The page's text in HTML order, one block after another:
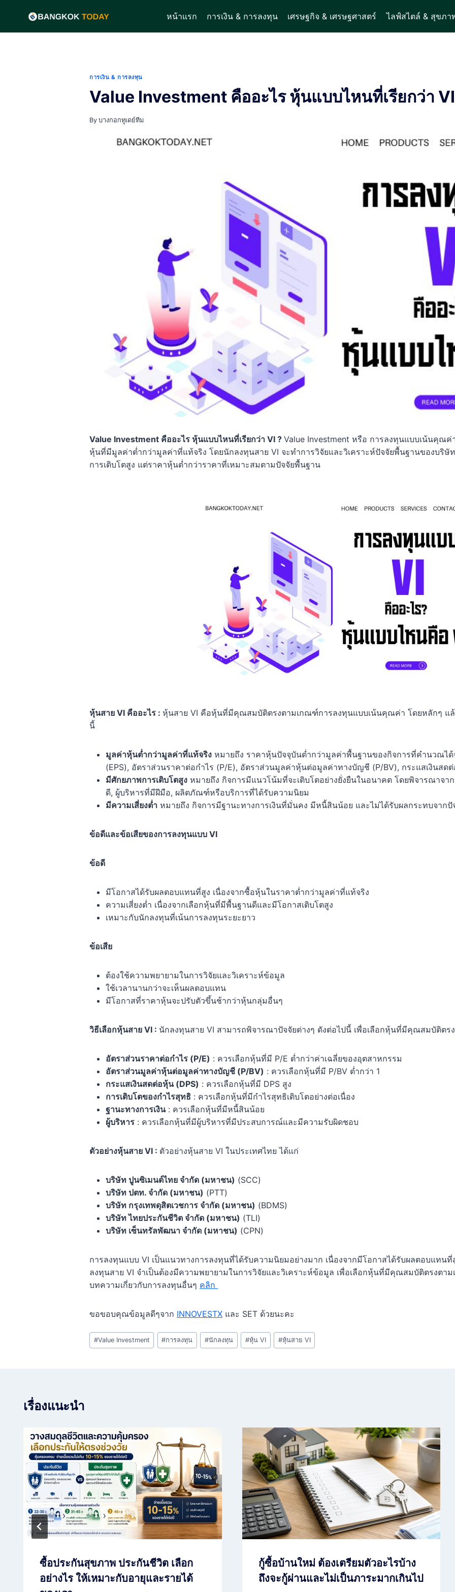
content
หน้าแรก การเงิน & การลงทุน เศรษฐกิจ & เศรษฐศาสตร์ ไลฟ์สไตล์ & สุขภา
การเงิน & การลงทุน
Value Investment คืออะไร หุ้นแบบไหนที่เรียกว่า
By บางกอกทูเดย์ทีม
Value Investment คืออะไร หุ้นแบบไหนที่เรียกว่า VI ? Value Investment หรือ การลงทุนแบบเน้นคุณค่
หุ้นที่มีมูลค่าต่ำกว่ามูลค่าที่แท้จริง โดยนักลงทุนสาย VI จะทำการวิจัยและวิเคราะห์ปัจจัยพื้นฐานของบริษั
การเติบโตสูง แต่ราคาหุ้นต่ำกว่าราคาที่เหมาะสมตามปัจจัยพื้นฐาน
หุ้นสาย VI คืออะไร : หุ้นสาย VI คือหุ้นที่มีคุณสมบัติตรงตามเกณฑ์การลงทุนแบบเน้นคุณค่า โดยหลักๆ แ
นี้
มูลค่าหุ้นต่ำกว่ามูลค่าที่แท้จริง หมายถึง ราคาหุ้นปัจจุบันต่ำกว่ามูลค่าพื้นฐานของกิจการที่คำนวณไ
(EPS), อัตราส่วนราคาต่อกำไร (P/E), อัตราส่วนมูลค่าหุ้นต่อมูลค่าทางบัญชี (P/BV), กระแสเงินสด
มีศักยภาพการเติบโตสูง หมายถึง กิจการมีแนวโน้มที่จะเติบโตอย่างยั่งยืนในอนาคต โดยพิจารณาจา
ดี, ผู้บริหารที่มีฝีมือ, ผลิตภัณฑ์หรือบริการที่ได้รับความนิยม
มีความเสี่ยงต่ำ หมายถึง กิจการมีฐานะทางการเงินที่มั่นคง มีหนี้สินน้อย และไม่ได้รับผลกระทบจาก
ข้อดีและข้อเสียของการลงทุนแบบ VI
ข้อดี
มีโอกาสได้รับผลตอบแทนที่สูง เนื่องจากซื้อหุ้นในราคาต่ำกว่ามูลค่าที่แท้จริง
ความเสี่ยงต่ำ เนื่องจากเลือกหุ้นที่มีพื้นฐานดีและมีโอกาสเติบโตสูง
เหมาะกับนักลงทุนที่เน้นการลงทุนระยะยาว
ข้อเสีย
ต้องใช้ความพยายามในการวิจัยและวิเคราะห์ข้อมูล
ใช้เวลานานกว่าจะเห็นผลตอบแทน
มีโอกาสที่ราคาหุ้นจะปรับตัวขึ้นช้ากว่าหุ้นกลุ่มอื่นๆ
วิธีเลือกหุ้นสาย VI : นักลงทุนสาย VI สามารถพิจารณาปัจจัยต่างๆ ดังต่อไปนี้ เพื่อเลือกหุ้นที่มีคุณสมบัติต
อัตราส่วนราคาต่อกำไร (P/E) : ควรเลือกหุ้นที่มี P/E ต่ำกว่าค่าเฉลี่ยของอุตสาหกรรม
อัตราส่วนมูลค่าหุ้นต่อมูลค่าทางบัญชี (P/BV) : ควรเลือกหุ้นที่มี P/BV ต่ำกว่า 1
กระแสเงินสดต่อหุ้น (DPS) : ควรเลือกหุ้นที่มี DPS สูง
การเติบโตของกำไรสุทธิ : ควรเลือกหุ้นที่มีกำไรสุทธิเติบโตอย่างต่อเนื่อง
ฐานะทางการเงิน: ควรเลือกหุ้นที่มีหนี้สินน้อย
ผู้บริหาร : ควรเลือกหุ้นที่มีผู้บริหารที่มีประสบการณ์และมีความรับผิดชอบ
ตัวอย่างหุ้นสาย VI : ตัวอย่างหุ้นสาย VI ในประเทศไทย ได้แก่
บริษัท ปูนซิเมนต์ไทย จำกัด (มหาชน) (SCC)
บริษัท ปตท. จำกัด (มหาชน) (PTT)
บริษัท กรุงเทพดุสิตเวชการ จำกัด (มหาชน) (BDMS)
บริษัท ไทยประกันชีวิต จำกัด (มหาชน) (TLI)
บริษัท เซ็นทรัลพัฒนา จำกัด (มหาชน) (CPN)
การลงทุนแบบ VI เป็นแนวทางการลงทุนที่ได้รับความนิยมอย่างมาก เนื่องจากมีโอกาสได้รับผลตอบแทนที่
ลงทุนสาย VI จำเป็นต้องมีความพยายามในการวิจัยและวิเคราะห์ข้อมูล เพื่อเลือกหุ้นที่มีคุณสมบัติตรงต
บทความเกี่ยวกับการลงทุนอื่นๆ คลิก
ขอขอบคุณข้อมูลดีๆจาก INNOVESTX และ SET ด้วยนะคะ
Post
Tags:
#Value Investment #การลงทุน #นักลงทุน #หุ้น VI #หุ้นสาย VI
เรื่องแนะนำ
ซื้อประกันสุขภาพ ประกันชีวิต เลือก
อย่างไร ให้เหมาะกับอายุและรายได้
กู้ซื้อบ้านใหม่ ต้องเตรียมตัวอะไรบ้าง
ถึงจะกู้ผ่านและไม่เป็นภาระมากเกินไป